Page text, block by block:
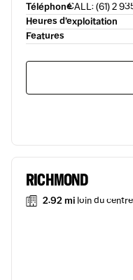
TéléphoneCALL: (61) 2
Heures d’exploitation
Features
RICHMOND
2.92 mi loin du